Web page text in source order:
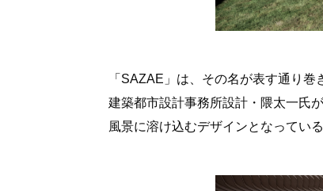
「SAZAE」は、その名が表す通り
建築都市設計事務所設計・隈太一氏
風景に溶け込むデザインとなっている